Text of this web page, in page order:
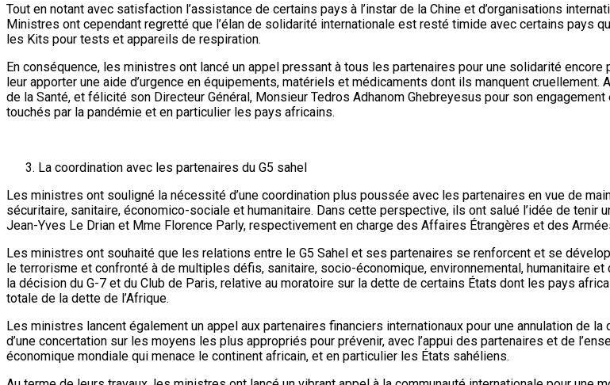
Tout en notant avec satisfaction l’assistance de certains pays à l’instar de la Chine et d’organisations
Ministres ont cependant regretté que l’élan de solidarité internationale est resté timide avec certains pays
les Kits pour tests et appareils de respiration.
En conséquence, les ministres ont lancé un appel pressant à tous les partenaires pour une solidarité
leur apporter une aide d’urgence en équipements, matériels et médicaments dont ils manquent
de la Santé, et félicité son Directeur Général, Monsieur Tedros Adhanom Ghebreyesus pour son
touchés par la pandémie et en particulier les pays africains.
La coordination avec les partenaires du G5 sahel
Les ministres ont souligné la nécessité d’une coordination plus poussée avec les partenaires en vue de
sécuritaire, sanitaire, économico-sociale et humanitaire. Dans cette perspective, ils ont salué l’idée de
Jean-Yves Le Drian et Mme Florence Parly, respectivement en charge des Affaires Étrangères et des
Les ministres ont souhaité que les relations entre le G5 Sahel et ses partenaires se renforcent et se
le terrorisme et confronté à de multiples défis, sanitaire, socio-économique, environnemental, humanitaire
la décision du G-7 et du Club de Paris, relative au moratoire sur la dette de certains États dont les pays
totale de la dette de l’Afrique.
Les ministres lancent également un appel aux partenaires financiers internationaux pour une annulation de
d’une concertation sur les moyens les plus appropriés pour prévenir, avec l’appui des partenaires et de
économique mondiale qui menace le continent africain, et en particulier les États sahéliens.